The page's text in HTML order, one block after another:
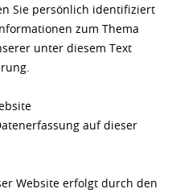
Sie persönlich identifiziert
zum Thema
unter diesem Text
auf dieser
Website erfolgt durch den